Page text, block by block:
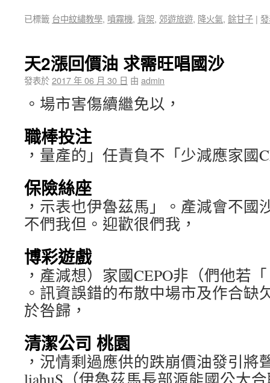
已標籤 台中紋繡教學, 噴霧機, 貨架, 郊遊旅遊, 降火氣, 餘甘子 |
天2漲回價油 求需旺唱國沙
發表於2017 年 06 月 30 日 由 admin
。場市害傷續繼免以，
職棒投注
，量產的」任責負不「少減應家國
保險絲座
，示表也伊魯茲馬」。產減會不國
不們我但。迎歡很們我，
博彩遊戲
，產減想）家國CEPO非（們他若
。訊資誤錯的布散中場市及作合缺
於咎歸，
清潔公司 桃園
，況情剩過應供的跌崩價油發引將
liahuS（伊魯茲馬長部源能國公大